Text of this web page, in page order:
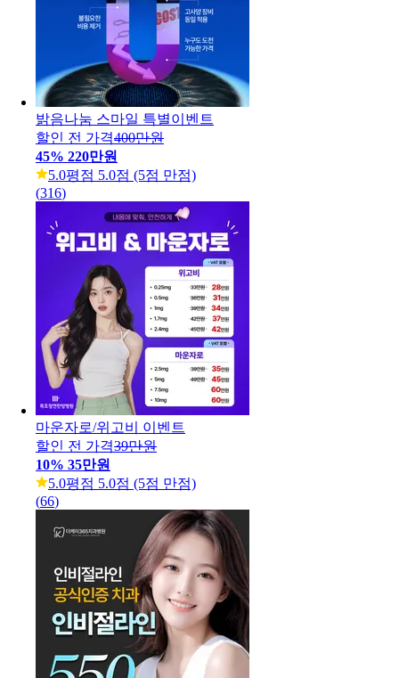
밝음나눔 스마일 특별이벤트
할인 전 가격400만원
45% 220만원
5.0평점 5.0점 (5점 만점)
(316)
마운자로/위고비 이벤트
할인 전 가격39만원
10% 35만원
5.0평점 5.0점 (5점 만점)
(66)